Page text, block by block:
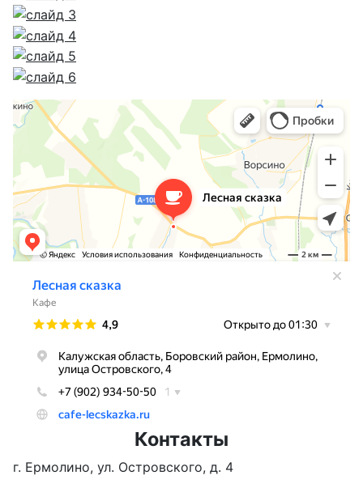
Контакты
г. Ермолино, ул. Островского, д. 4